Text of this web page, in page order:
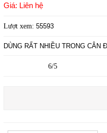
Giá: Liên hệ
Lượt xem: 55593
DÙNG RẤT NHIỀU TRONG CÂN
6/5